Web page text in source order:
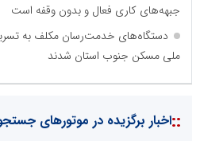
جبهه‌های کاری فعال و بدون وقفه است
دستگاه‌های خدمت‌رسان مکلف به
ملی مسکن جنوب استان شدند
::اخبار برگزیده در موتورهای